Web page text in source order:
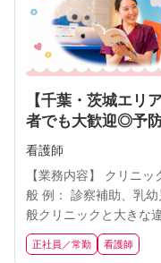
【千葉・茨城エリ
者でも大歓迎◎予
域医療で健康を支
満】
看護師
【業務内容】 クリニ
般 例： 診察補助、乳幼児健
般クリニックと大きな
ト」で行動できる方を
ィブで頑張りや実績に
正社員／常勤 看護師